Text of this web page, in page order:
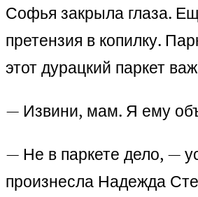
Софья закрыла глаза.
претензия в копилку.
этот дурацкий паркет
— Извини, мам. Я ему
— Не в паркете дело, —
произнесла Надежда